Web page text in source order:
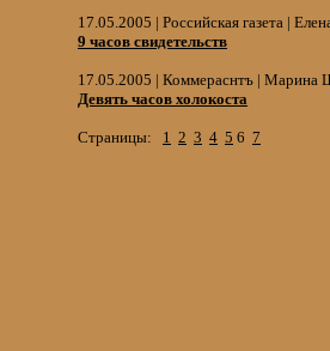
17.05.2005 | Российская газета |
9 часов свидетельств
17.05.2005 | Коммераснтъ | Марина
Девять часов холокоста
Страницы: 1 2 3 4 5 6 7